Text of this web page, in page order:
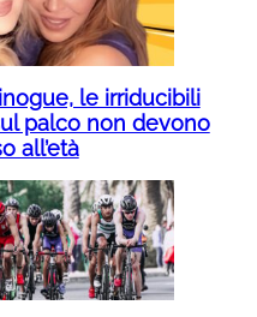
le irriducibili
palco non devono
all’età